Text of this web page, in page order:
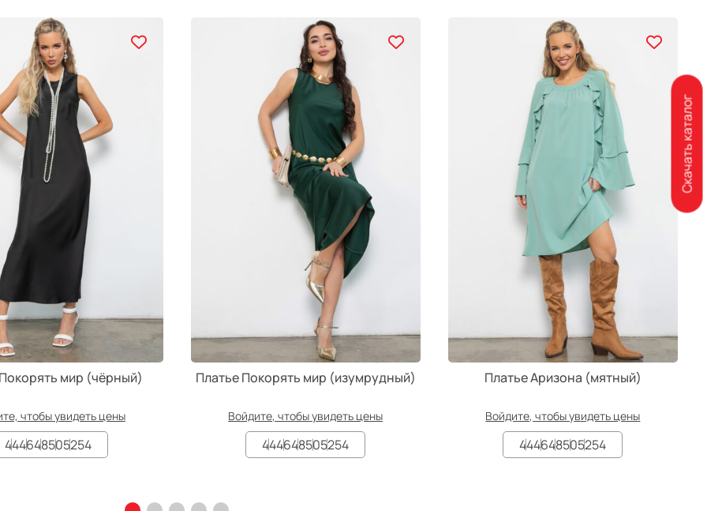
мир (чёрный)
чтобы увидеть цены
444648505254
Платье Покорять мир (изумрудный)
Войдите, чтобы увидеть цены
444648505254
Платье Аризона (мятный)
Войдите, чтобы увидеть цены
444648505254
Скачать каталог